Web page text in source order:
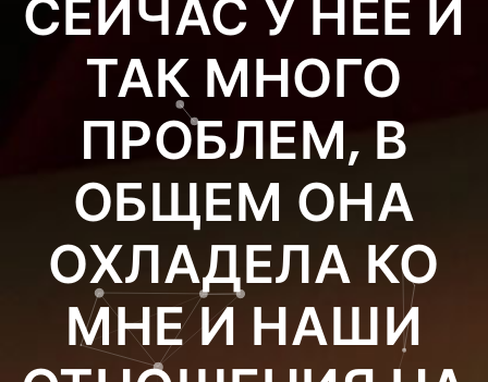
СЕЙЧАС У НЕЁ И
ТАК МНОГО
ПРОБЛЕМ, В
ОБЩЕМ ОНА
ОХЛАДЕЛА КО
МНЕ И НАШИ